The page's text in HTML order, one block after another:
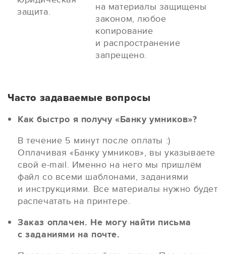
на материалы защищены
законом, любое
копирование
и распространение
запрещено.
Часто задаваемые вопросы
Как быстро я получу «Банку умников»?
В течение 5 минут после оплаты :)
Оплачивая «Банку умников», вы указываете
свой e-mail. Именно на него мы пришлём
файл со всеми шаблонами, заданиями
и инструкциями. Все материалы нужно будет
распечатать на принтере.
Заказ оплачен. Не могу найти письма
с заданиями на почте.